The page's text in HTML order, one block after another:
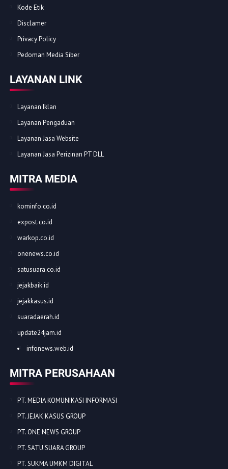
Kode Etik
Disclamer
Privacy Policy
Pedoman Media Siber
LAYANAN LINK
Layanan Iklan
Layanan Pengaduan
Layanan Jasa Website
Layanan Jasa Perizinan PT DLL
MITRA MEDIA
kominfo.co.id
expost.co.id
warkop.co.id
onenews.co.id
satusuara.co.id
jejakbaik.id
jejakkasus.id
suaradaerah.id
update24jam.id
infonews.web.id
MITRA PERUSAHAAN
PT. MEDIA KOMUNIKASI INFORMASI
PT. JEJAK KASUS GROUP
PT. ONE NEWS GROUP
PT. SATU SUARA GROUP
PT. SUKMA UMKM DIGITAL